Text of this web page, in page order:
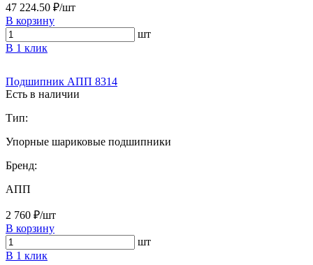
47 224.50 ₽/шт
В корзину
шт
В 1 клик
Подшипник АПП 8314
Есть в наличии
Тип:
Упорные шариковые подшипники
Бренд:
АПП
2 760 ₽/шт
В корзину
шт
В 1 клик